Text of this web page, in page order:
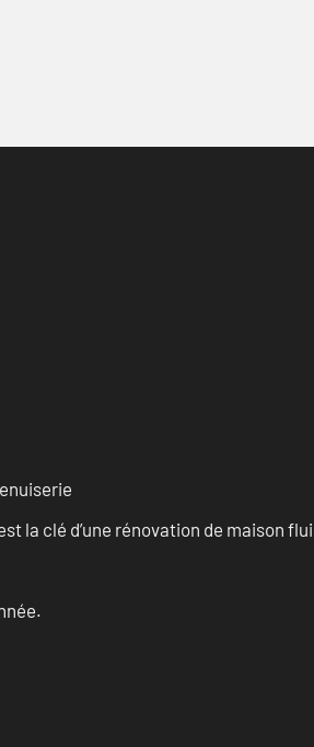
la clé d’une rénovation de maison